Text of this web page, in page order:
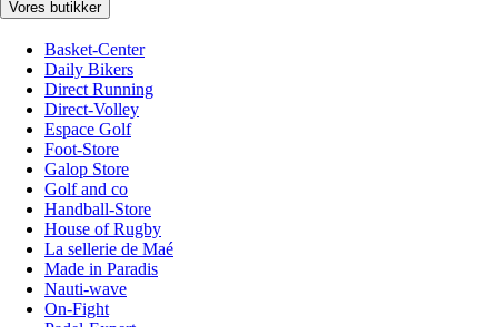
Vores butikker
Basket-Center
Daily Bikers
Direct Running
Direct-Volley
Espace Golf
Foot-Store
Galop Store
Golf and co
Handball-Store
House of Rugby
La sellerie de Maé
Made in Paradis
Nauti-wave
On-Fight